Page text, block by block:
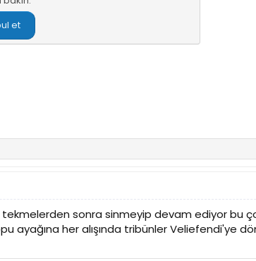
et
sonra sinmeyip devam ediyor bu
ayağına her alışında tribünler Veliefendi'ye